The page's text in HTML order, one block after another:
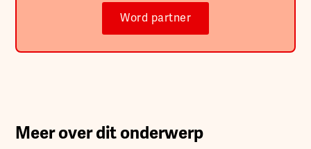
Word partner
Meer over dit onderwerp